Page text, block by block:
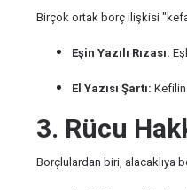
Birçok ortak borç ilişkisi
Eşin Yazılı Rızası:
El Yazısı Şartı:
3. Rücu
Borçlulardan biri, alacaklıya